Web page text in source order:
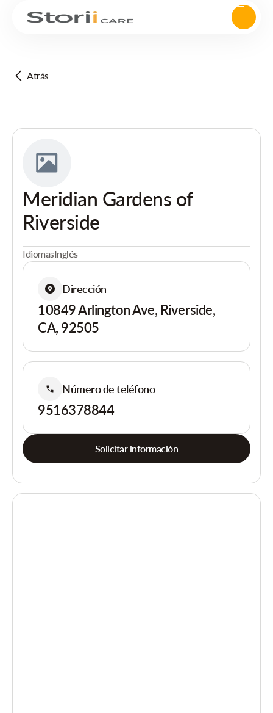
Atrás
Meridian Gardens of
Riverside
IdiomasInglés
Dirección
10849 Arlington Ave, Riverside,
CA, 92505
Número de teléfono
9516378844
Solicitar información